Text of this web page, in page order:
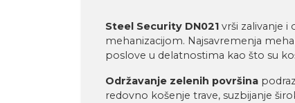
Steel Security DN021 vrši zalivanje i
mehanizacijom. Najsavremenja
poslove u delatnostima kao što su
Održavanje zelenih površina
redovno košenje trave, suzbijanje